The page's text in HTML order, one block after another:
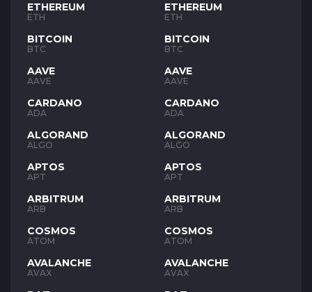
ETHEREUM
ETH
BITCOIN
BTC
AAVE
AAVE
CARDANO
ADA
ALGORAND
ALGO
APTOS
APT
ARBITRUM
ARB
COSMOS
ATOM
AVALANCHE
AVAX
ETHEREUM
ETH
BITCOIN
BTC
AAVE
AAVE
CARDANO
ADA
ALGORAND
ALGO
APTOS
APT
ARBITRUM
ARB
COSMOS
ATOM
AVALANCHE
AVAX